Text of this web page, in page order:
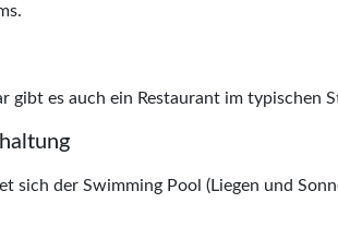
gibt es auch ein Restaurant im typischen
sich der Swimming Pool (Liegen und